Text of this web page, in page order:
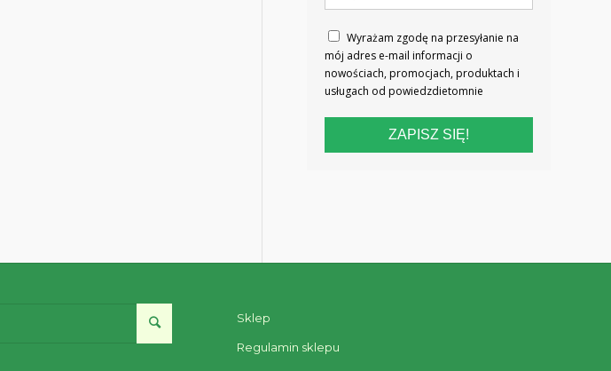
Wyrażam zgodę na przesyłanie na
mój adres e-mail informacji o
nowościach, promocjach, produktach i
usługach od powiedzdietomnie
ZAPISZ SIĘ!
Sklep
Regulamin sklepu